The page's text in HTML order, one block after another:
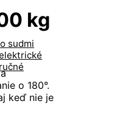
sudmi
kg
o 180°.
keď nie je